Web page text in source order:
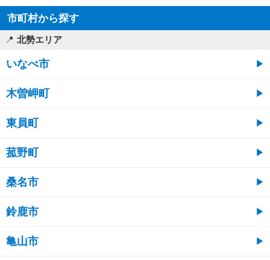
市町村から探す
北勢エリア
いなべ市
木曽岬町
東員町
菰野町
桑名市
鈴鹿市
亀山市